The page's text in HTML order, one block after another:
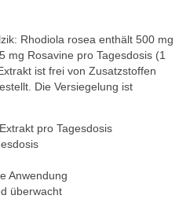
Rhodiola rosea enthält 500 mg
mg Rosavine pro Tagesdosis (1
ist frei von Zusatzstoffen
Die Versiegelung ist
pro Tagesdosis
Anwendung
überwacht